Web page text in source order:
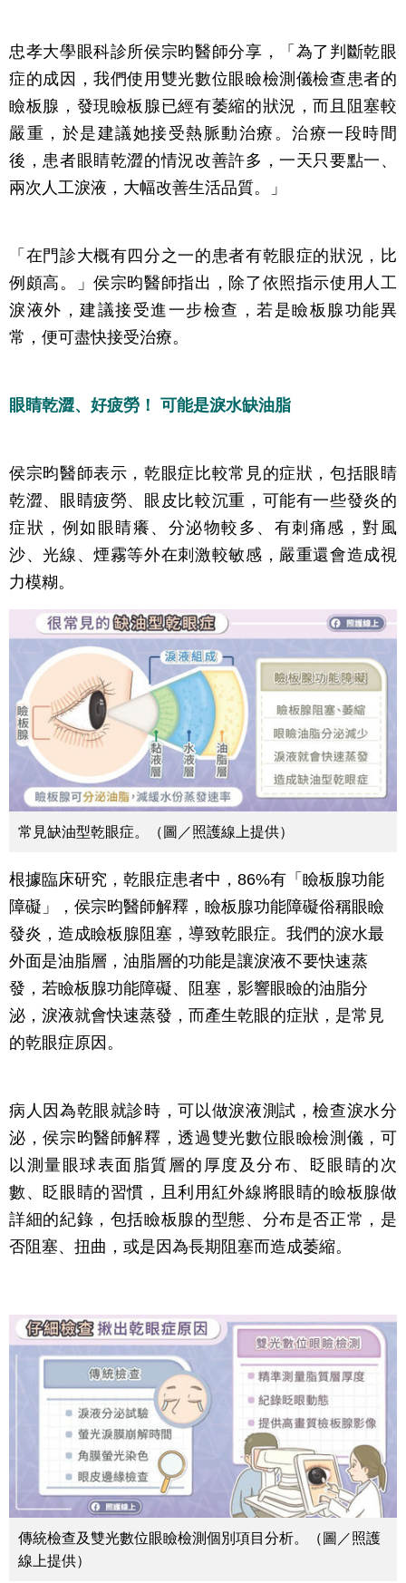
忠孝大學眼科診所侯宗昀醫師分享，「為了判斷乾眼
症的成因，我們使用雙光數位眼瞼檢測儀檢查患者的
瞼板腺，發現瞼板腺已經有萎縮的狀況，而且阻塞較
嚴重，於是建議她接受熱脈動治療。治療一段時間
後，患者眼睛乾澀的情況改善許多，一天只要點一、
兩次人工淚液，大幅改善生活品質。」
「在門診大概有四分之一的患者有乾眼症的狀況，比
例頗高。」侯宗昀醫師指出，除了依照指示使用人工
淚液外，建議接受進一步檢查，若是瞼板腺功能異
常，便可盡快接受治療。
眼睛乾澀、好疲勞！ 可能是淚水缺油脂
侯宗昀醫師表示，乾眼症比較常見的症狀，包括眼睛
乾澀、眼睛疲勞、眼皮比較沉重，可能有一些發炎的
症狀，例如眼睛癢、分泌物較多、有刺痛感，對風
沙、光線、煙霧等外在刺激較敏感，嚴重還會造成視
力模糊。
常見缺油型乾眼症。（圖／照護線上提供）
根據臨床研究，乾眼症患者中，86%有「瞼板腺功能
障礙」，侯宗昀醫師解釋，瞼板腺功能障礙俗稱眼瞼
發炎，造成瞼板腺阻塞，導致乾眼症。我們的淚水最
外面是油脂層，油脂層的功能是讓淚液不要快速蒸
發，若瞼板腺功能障礙、阻塞，影響眼瞼的油脂分
泌，淚液就會快速蒸發，而產生乾眼的症狀，是常見
的乾眼症原因。
病人因為乾眼就診時，可以做淚液測試，檢查淚水分
泌，侯宗昀醫師解釋，透過雙光數位眼瞼檢測儀，可
以測量眼球表面脂質層的厚度及分布、眨眼睛的次
數、眨眼睛的習慣，且利用紅外線將眼睛的瞼板腺做
詳細的紀錄，包括瞼板腺的型態、分布是否正常，是
否阻塞、扭曲，或是因為長期阻塞而造成萎縮。
傳統檢查及雙光數位眼瞼檢測個別項目分析。（圖／照護
線上提供）